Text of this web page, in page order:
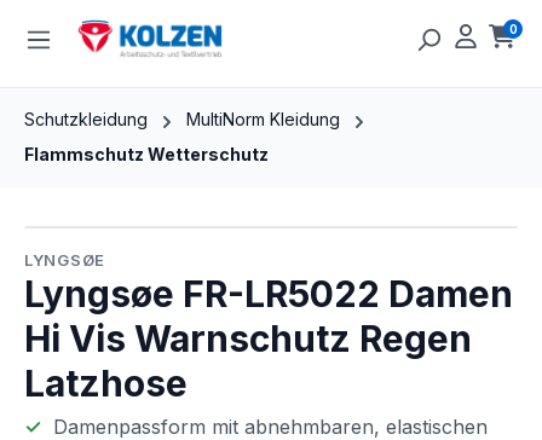
Zum Hauptinhalt springen 0
Schutzkleidung
MultiNorm Kleidung
Flammschutz Wetterschutz
LYNGSØE
Lyngsøe FR-LR5022 Damen
Hi Vis Warnschutz Regen
Latzhose
Damenpassform mit abnehmbaren, elastischen